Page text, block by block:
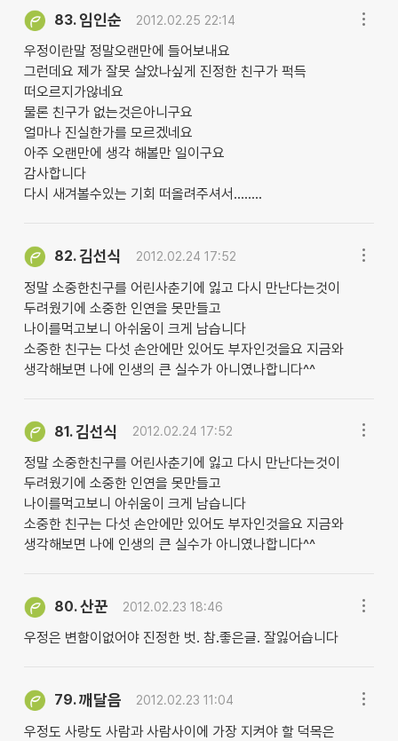
83. 임인순 2012.02.25 22:14
우정이란말 정말오랜만에 들어보내요
그런데요 제가 잘못 살았나싶게 진정한 친구가 퍽득
떠오르지가않네요
물론 친구가 없는것은아니구요
얼마나 진실한가를 모르겠네요
아주 오랜만에 생각 해볼만 일이구요
감사합니다
다시 새겨볼수있는 기회 떠올려주셔서........
82.김선식 2012.02.24 17:52
정말 소중한친구를 어린사춘기에 잃고 다시 만난다는것이
두려웠기에 소중한 인연을 못만들고
나이를먹고보니 아쉬움이 크게 남습니다
소중한 친구는 다섯 손안에만 있어도 부자인것을요 지금와
생각해보면 나에 인생의 큰 실수가 아니였나합니다^^
81.김선식 2012.02.24 17:52
정말 소중한친구를 어린사춘기에 잃고 다시 만난다는것이
두려웠기에 소중한 인연을 못만들고
나이를먹고보니 아쉬움이 크게 남습니다
소중한 친구는 다섯 손안에만 있어도 부자인것을요 지금와
생각해보면 나에 인생의 큰 실수가 아니였나합니다^^
80.산꾼 2012.02.23 18:46
우정은 변함이없어야 진정한 벗. 참.좋은글. 잘잃어습니다
79.깨달음 2012.02.23 11:04
우정도 사랑도 사람과 사람사이에 가장 지켜야 할 덕목은